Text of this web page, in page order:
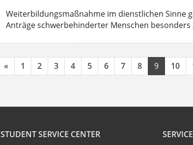
Weiterbildungsmaßnahme im dienstlichen Sinne
Anträge schwerbehinderter Menschen besonders
« 1 2 3 4 5 6 7 8 9 10
STUDENT SERVICE CENTER
SERVICE